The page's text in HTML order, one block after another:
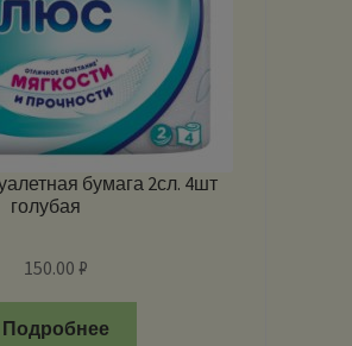
бумага 2сл. 4шт
голубая
150.00₽
Подробнее